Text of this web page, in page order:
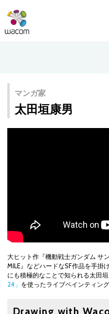
マンガ家
太田垣康男
大ヒット作『機動戦士ガンダム サ
MILE』などハードなSF作品を手掛
にも積極的なことで知られる太田
24」 を使ったライブペインティン
Drawing with